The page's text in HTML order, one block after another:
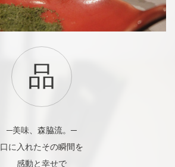
品
─美味、森脇流。─
口に入れたその瞬間を
感動と幸せで